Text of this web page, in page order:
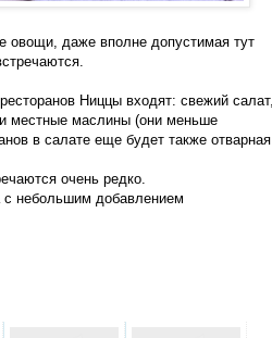
овощи, даже вполне допустимая тут
Ниццы входят: свежий салат,
местные маслины (они меньше
в салате еще будет также отварная
очень редко.
небольшим добавлением